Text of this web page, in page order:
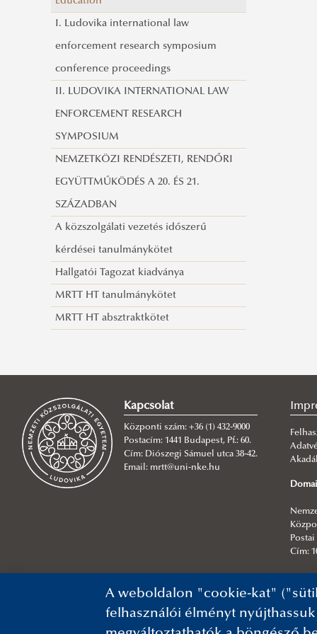
lebontásáról
Migrációs Konferencia 2021
I. Ludovika international law
enforcement research symposium
conference proceedings
II. LUDOVIKA INTERNATIONAL LAW
ENFORCEMENT RESEARCH
SYMPOSIUM
NEMZETKÖZI RENDÉSZETI, RENDŐRI
EGYÜTTMŰKÖDÉS A 20. ÉS 21.
SZÁZADBAN
A közszolgálati vezetés időszerű
kérdései tanulmánykötet
Hallgatói Tagozat kiadványa
MRTT HT tanulmánykötet
MRTT HT absztraktkötet
Kapcsolat
Központi szám: +36 (1) 432-9000
Postacím: 1441 Budapest, Pf.: 60.
Cím: Diószegi Sámuel utca 38-42.
Email: mrtt@uni-nke.hu
Postai
Cím:
NKE
A weboldalon "cookie-kat"
felhasználói élményt